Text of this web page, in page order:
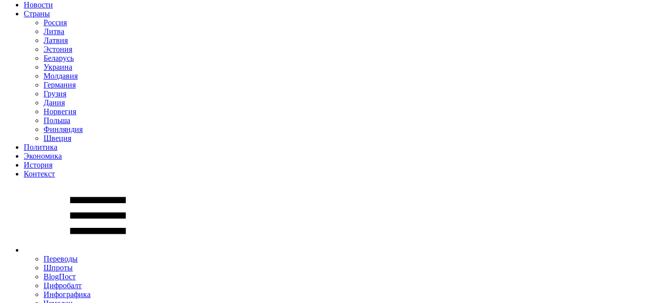
Новости
Страны
Россия
Литва
Латвия
Эстония
Беларусь
Украина
Молдавия
Германия
Грузия
Дания
Норвегия
Польша
Финляндия
Швеция
Политика
Экономика
История
Контекст
Переводы
Шпроты
BlogПост
Цифробалт
Инфографика